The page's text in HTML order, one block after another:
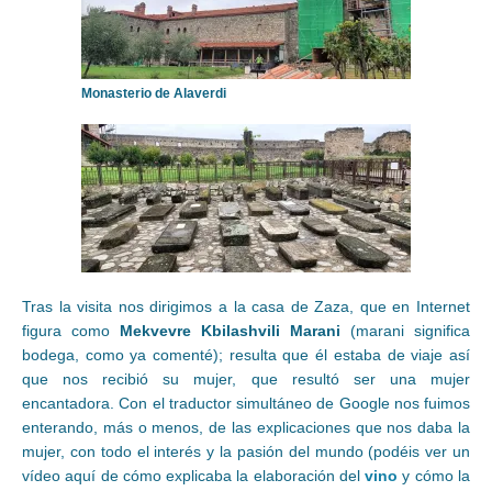
Monasterio de Alaverdi
Tras la visita nos dirigimos a la casa de Zaza, que en Internet
figura como Mekvevre Kbilashvili Marani (marani significa
bodega, como ya comenté); resulta que él estaba de viaje así
que nos recibió su mujer, que resultó ser una mujer
encantadora. Con el traductor simultáneo de Google nos fuimos
enterando, más o menos, de las explicaciones que nos daba la
mujer, con todo el interés y la pasión del mundo (podéis ver un
vídeo aquí de cómo explicaba la elaboración delvino y cómo la